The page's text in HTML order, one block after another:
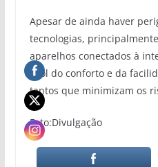
Apesar de ainda haver
tecnologias,
aparelhos conectados à
prol do conforto e da
tantos que minimizam os
Foto:Divulgação